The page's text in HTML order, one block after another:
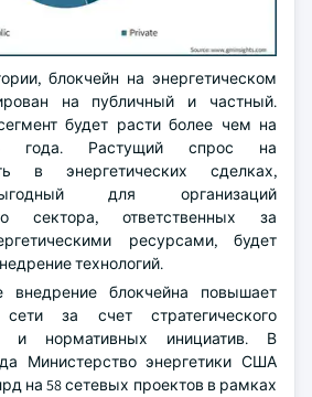
блокчейн на энергетическом
на публичный и частный.
будет расти более чем на
года. Растущий спрос на
в энергетических сделках,
для организаций
сектора, ответственных за
ресурсами, будет
технологий.
внедрение блокчейна повышает
сети за счет стратегического
и нормативных инициатив. В
Министерство энергетики США
на 58 сетевых проектов в рамках